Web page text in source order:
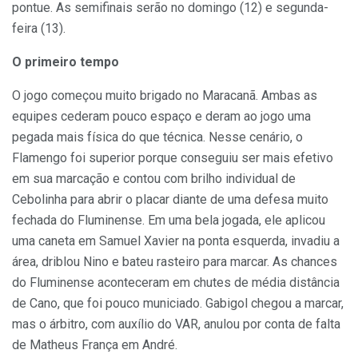
pontue. As semifinais serão no domingo (12) e segunda-
feira (13).
O primeiro tempo
O jogo começou muito brigado no Maracanã. Ambas as
equipes cederam pouco espaço e deram ao jogo uma
pegada mais física do que técnica. Nesse cenário, o
Flamengo foi superior porque conseguiu ser mais efetivo
em sua marcação e contou com brilho individual de
Cebolinha para abrir o placar diante de uma defesa muito
fechada do Fluminense. Em uma bela jogada, ele aplicou
uma caneta em Samuel Xavier na ponta esquerda, invadiu a
área, driblou Nino e bateu rasteiro para marcar. As chances
do Fluminense aconteceram em chutes de média distância
de Cano, que foi pouco municiado. Gabigol chegou a marcar,
mas o árbitro, com auxílio do VAR, anulou por conta de falta
de Matheus França em André.